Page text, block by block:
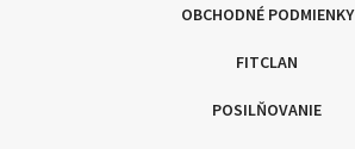
OBCHODNÉ PODMIENKY
FITCLAN
POSILŇOVANIE